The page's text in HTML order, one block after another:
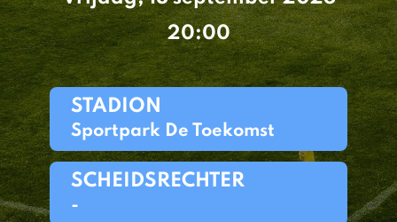
20:00
STADION
Sportpark De Toekomst
SCHEIDSRECHTER
-